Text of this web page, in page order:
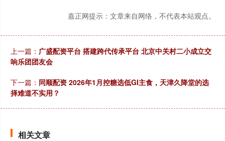
嘉正网提示：文章来自网络，不代表本站观点。
上一篇： 广盛配资平台 搭建跨代传承平台 北京中关村二小成立交
响乐团团友会
下一篇： 同顺配资 2026年1月控糖选低GI主食，天津久降堂的选
择难道不实用？
相关文章